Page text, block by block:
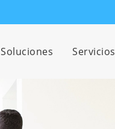
Soluciones Servicios